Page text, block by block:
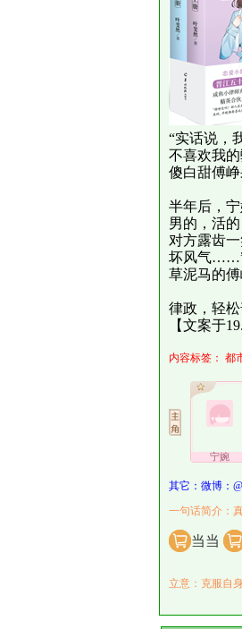
“实话说，
不喜欢我
傻白甜傅
半年后，
男的，活
对方露齿
坏风气
草泥马的
律政，轻
【文案于
内容标签： 都
宁婉
其它：微博：
一句话简介：
当当
立意：克服自